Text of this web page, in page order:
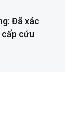
Đã xác
cứu